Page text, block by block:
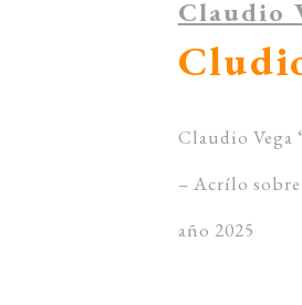
Claudio
Claudio Vega
– Acrílo sobre
año 2025